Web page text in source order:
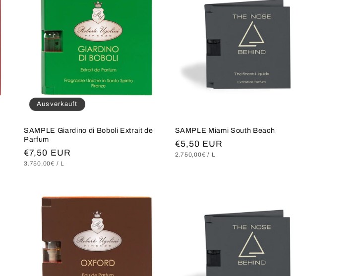
Ausverkauft
SAMPLE Giardino di Boboli Extrait de
Parfum
Normaler
Preis
€7,50 EUR
GRUNDPREIS
3.750,00€ / PRO
L
SAMPLE Miami South Beach
Normaler
Preis
€5,50 EUR
GRUNDPREIS
2.750,00€ / PRO
L